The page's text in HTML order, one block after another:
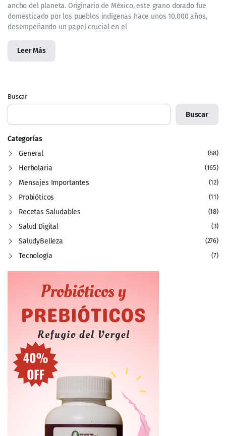
ancho del planeta. Originario de México, este grano dorado fue
domesticado por los pueblos indígenas hace unos 10,000 años,
desempeñando un papel crucial en el
Leer Más
Buscar
Buscar
Categorías
General
(88)
Herbolaria (165)
Mensajes Importantes (12)
Probióticos (11)
Recetas Saludables (18)
Salud Digital (3)
SaludyBelleza (276)
Tecnología (7)